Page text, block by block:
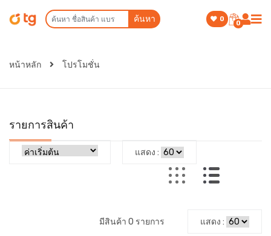
ค้นหา 0
0
หน้าหลัก โปรโมชั่น
รายการสินค้า
แสดง :
มีสินค้า 0 รายการ แสดง :